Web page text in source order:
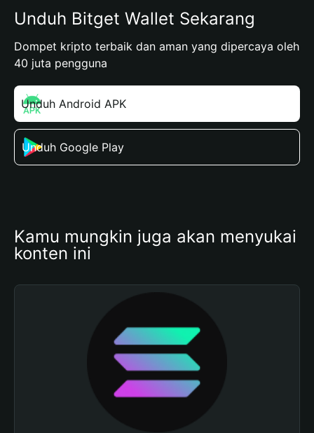
Unduh Bitget Wallet Sekarang
Dompet kripto terbaik dan aman yang dipercaya oleh
40 juta pengguna
Unduh Android APK
Unduh Google Play
Kamu mungkin juga akan menyukai
konten ini